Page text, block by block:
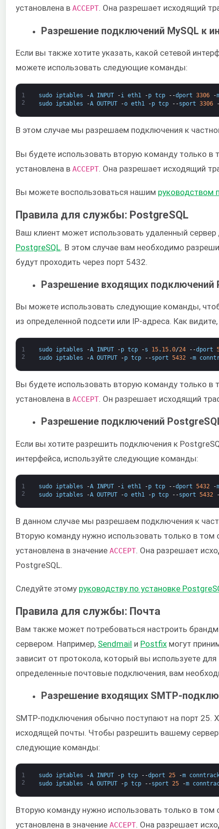
установлена в ACCEPT​. Она разрешает исходящий
Разрешение подключений MySQL к
Если вы также хотите указать, какой сетевой
можете использовать следующие команды:
1
2
sudo iptables -A INPUT -i eth1 -p tcp --dport 3306 -
sudo
iptables -A OUTPUT -o eth1 -p tcp --sport 3306
В этом случае мы разрешаем подключения к
Вы будете использовать вторую команду только в
установлена в ACCEPT ​. Она разрешает исходящий
Вы можете воспользоваться нашим ​ руководством
Правила для службы: PostgreSQL
Ваш клиент может использовать удаленный
PostgreSQL ​. В этом случае вам необходимо
будут проходить через порт 5432.
Разрешение входящих подключений
Вы можете использовать следующие команды,
из определенной подсети или IP-адреса. Как
1
2
sudo iptables -A INPUT -p tcp -s 15. 15.0/24 --dport
sudo
iptables -A OUTPUT -p tcp --sport 5432 -m
Вы будете использовать вторую команду только в
установлена в ACCEPT​ . Он разрешает исходящий
Разрешение подключений
Если вы хотите разрешить подключения к
интерфейса, используйте следующие команды:
1
2
sudo iptables -A INPUT -i eth1 -p tcp --dport 5432 -
sudo
iptables -A OUTPUT -o eth1 -p tcp --sport 5432
В данном случае мы разрешаем подключения к
Вторую команду нужно использовать только в том
установлена в значение ​ ACCEPT​. Она разрешает
PostgreSQL.
Следуйте этому ​ руководству по установке
Правила для службы: Почта
Вам также может потребоваться настроить
сервером. Например, ​ Sendmail ​ и ​ Postfix могут
зависит от протокола, который вы используете
определенные почтовые подключения, вам
Разрешение входящих SMTP-
SMTP-подключения обычно поступают на порт 25.
исходящей почты. Чтобы разрешить вашему
следующие команды:
1
2
sudo iptables -A INPUT -p tcp --dport 25 -m
sudo
iptables -A OUTPUT -p tcp --sport 25 -m
Вторую команду нужно использовать только в том
установлена в значение ACCEPT ​. Она разрешает